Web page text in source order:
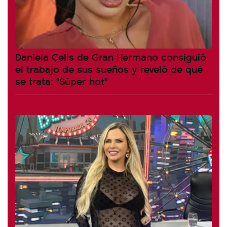
Daniela Celis de Gran Hermano consiguió
el trabajo de sus sueños y reveló de qué
se trata: "Súper hot"